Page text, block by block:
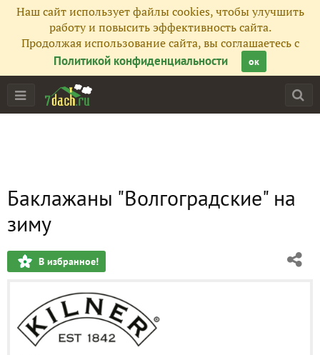
Наш сайт использует файлы cookies, чтобы улучшить
работу и повысить эффективность сайта.
Продолжая использование сайта, вы соглашаетесь с
Политикой конфиденциальности
ок
Баклажаны "Волгоградские" на
зиму
В избранное!